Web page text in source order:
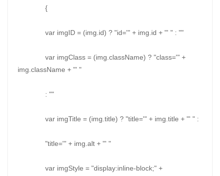
{
var imgID = (img.id) ? "id='" + img.id + "' " : ""
var imgClass = (img.className) ? "class='" +
img.className + "' "
: ""
var imgTitle = (img.title) ? "title='" + img.title + "' " :
"title='" + img.alt + "' "
var imgStyle = "display:inline-block;" +